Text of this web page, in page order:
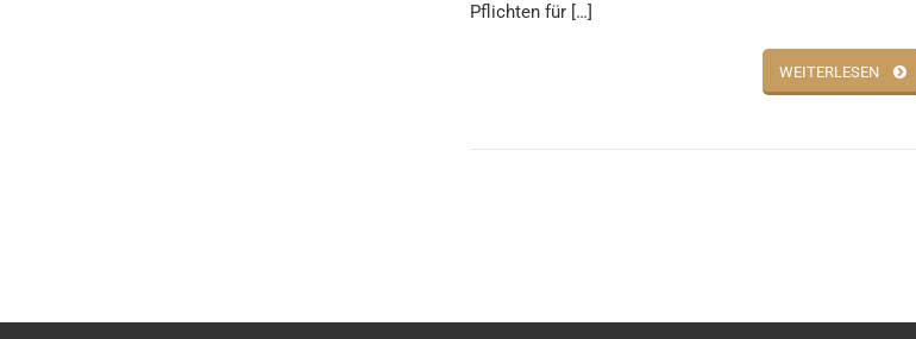
Pflichten für […]
WEITERLESEN